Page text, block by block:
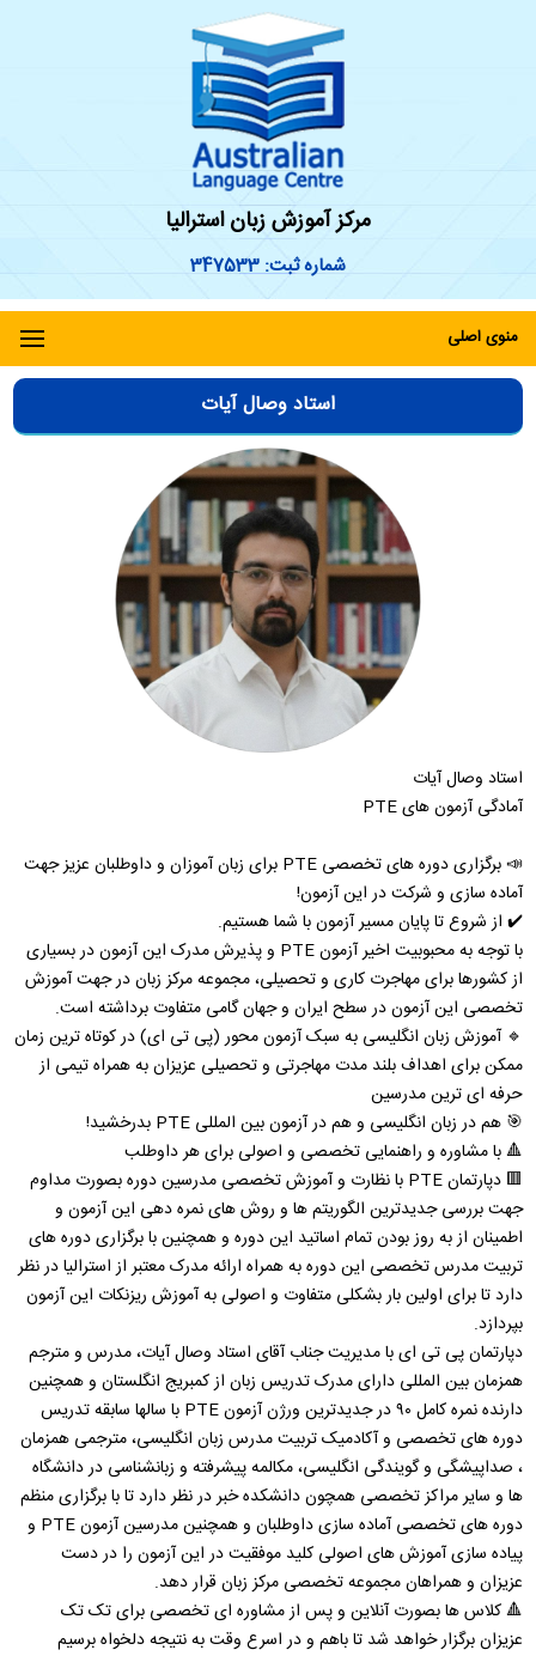
مرکز آموزش زبان استرالیا
شماره ثبت: 347533
منوی اصلی
استاد وصال آیات
استاد وصال آیات
آمادگی آزمون های PTE
📣 برگزاری دوره های تخصصی PTE برای زبان آموزان و داوطلبان عزیز جهت
آماده سازی و شرکت در این آزمون!
✔️ از شروع تا پایان مسیر آزمون با شما هستیم.
با توجه به محبوبیت اخیر آزمون PTE و پذیرش مدرک این آزمون در بسیاری
از کشورها برای مهاجرت کاری و تحصیلی، مجموعه مرکز زبان در جهت آموزش
تخصصی این آزمون در سطح ایران و جهان گامی متفاوت برداشته است.
🔹️ آموزش زبان انگلیسی به سبک آزمون محور (پی تی ای) در کوتاه ترین زمان
ممکن برای اهداف بلند مدت مهاجرتی و تحصیلی عزیزان به همراه تیمی از
حرفه ای ترین مدرسین
🎯 هم در زبان انگلیسی و هم در آزمون بین المللی PTE بدرخشید!
🔺 با مشاوره و راهنمایی تخصصی و اصولی برای هر داوطلب
🟥 دپارتمان PTE با نظارت و آموزش تخصصی مدرسین دوره بصورت مداوم
جهت بررسی جدیدترین الگوریتم ها و روش های نمره دهی این آزمون و
اطمینان از به روز بودن تمام اساتید این دوره و همچنین با برگزاری دوره های
تربیت مدرس تخصصی این دوره به همراه ارائه مدرک معتبر از استرالیا در نظر
دارد تا برای اولین بار بشکلی متفاوت و اصولی به آموزش‌ ریزنکات این آزمون
بپردازد.
دپارتمان پی تی ای با مدیریت جناب آقای استاد وصال آیات، مدرس و مترجم
همزمان بین المللی دارای مدرک تدریس زبان از کمبریج انگلستان و همچنین
دارنده نمره کامل ۹۰ در جدیدترین ورژن آزمون PTE با سالها سابقه تدریس
دوره های تخصصی و آکادمیک تربیت مدرس زبان انگلیسی، مترجمی همزمان
، صداپیشگی و گویندگی انگلیسی، مکالمه پیشرفته و زبانشناسی در دانشگاه
ها و سایر مراکز تخصصی همچون دانشکده خبر در نظر دارد تا با برگزاری منظم
دوره های تخصصی آماده سازی داوطلبان و همچنین مدرسین آزمون PTE و
پیاده سازی آموزش های اصولی کلید موفقیت در این آزمون را در دست
عزیزان و همراهان مجموعه تخصصی مرکز زبان قرار دهد.
🔺 کلاس ها بصورت آنلاین و پس از مشاوره ای تخصصی برای تک تک
عزیزان برگزار خواهد شد تا باهم و در اسرع وقت به نتیجه دلخواه برسیم